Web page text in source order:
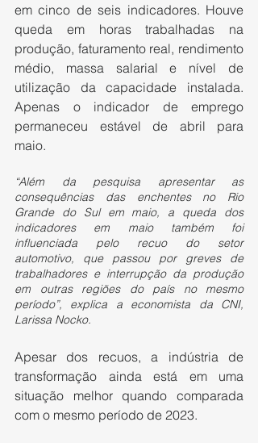
em cinco de seis indicadores. Houve
queda em horas trabalhadas na
produção, faturamento real, rendimento
médio, massa salarial e nível de
utilização da capacidade instalada.
Apenas o indicador de emprego
permaneceu estável de abril para
maio.
“Além da pesquisa apresentar as
consequências das enchentes no Rio
Grande do Sul em maio, a queda dos
indicadores em maio também foi
influenciada pelo recuo do setor
automotivo, que passou por greves de
trabalhadores e interrupção da produção
em outras regiões do país no mesmo
período”, explica a economista da CNI,
Larissa Nocko.
Apesar dos recuos, a indústria de
transformação ainda está em uma
situação melhor quando comparada
com o mesmo período de 2023.